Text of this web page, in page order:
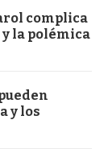
complica
la polémica
y los